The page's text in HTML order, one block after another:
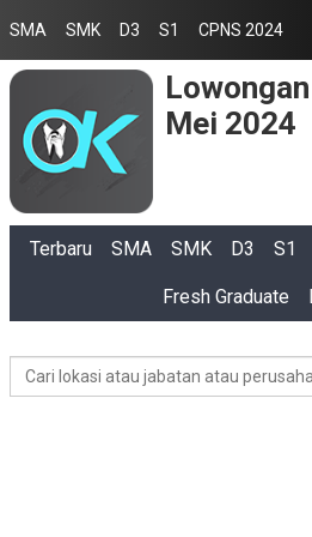
SMA SMK D3 S1 CPNS 2024
Mei 2024
Terbaru SMA SMK D3 S1
Fresh Graduate